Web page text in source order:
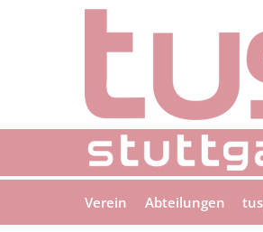
Verein Abteilungen